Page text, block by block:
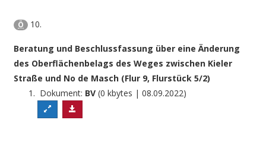
Ö 10.
Beratung und Beschlussfassung über eine Änderung
des Oberflächenbelags des Weges zwischen Kieler
Straße und No de Masch (Flur 9, Flurstück 5/2)
Dokument: BV (0 kbytes | 08.09.2022)